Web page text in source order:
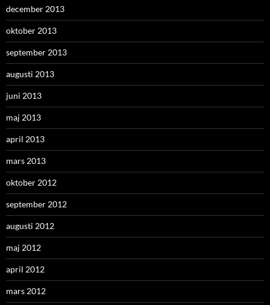
december 2013
oktober 2013
september 2013
augusti 2013
juni 2013
maj 2013
april 2013
mars 2013
oktober 2012
september 2012
augusti 2012
maj 2012
april 2012
mars 2012